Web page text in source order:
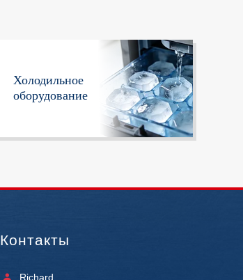
Холодильное
оборудование
Контакты
Richard